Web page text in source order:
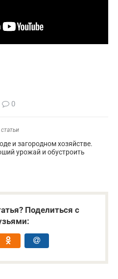
0
и загородном хозяйстве.
урожай и обустроить
Поделиться с